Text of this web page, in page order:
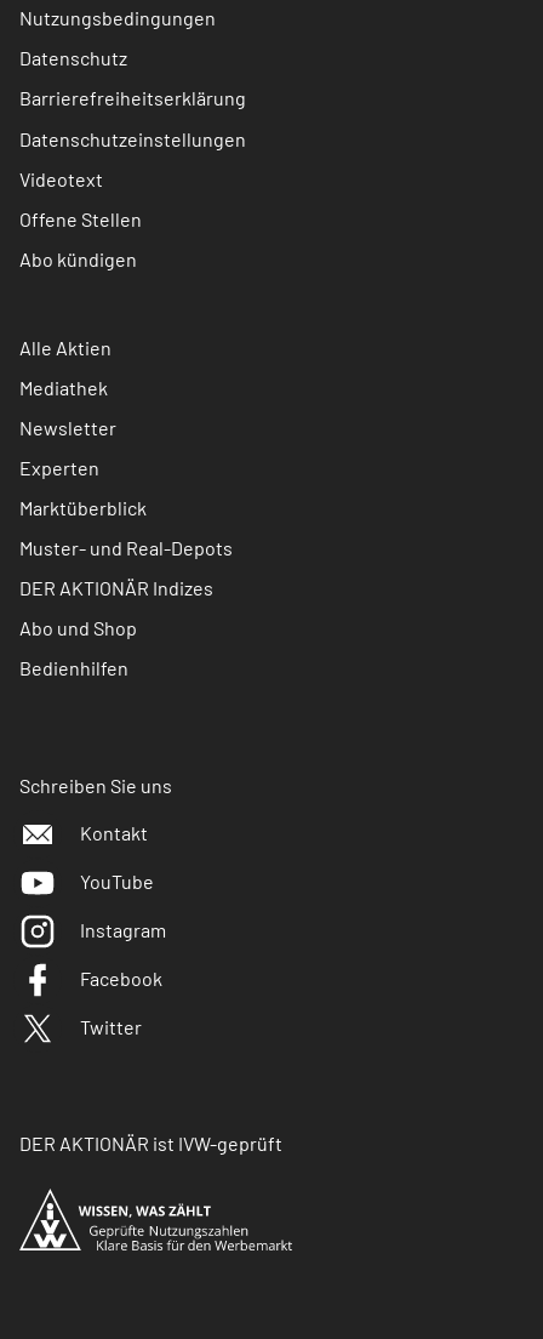
Nutzungsbedingungen
Datenschutz
Barrierefreiheitserklärung
Datenschutzeinstellungen
Videotext
Offene Stellen
Abo kündigen
Alle Aktien
Mediathek
Newsletter
Experten
Marktüberblick
Muster- und Real-Depots
DER AKTIONÄR Indizes
Abo und Shop
Bedienhilfen
Schreiben Sie uns
Kontakt
YouTube
Instagram
Facebook
Twitter
DER AKTIONÄR ist IVW-geprüft